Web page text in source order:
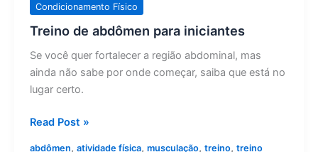
Condicionamento Físico
Treino de abdômen para iniciantes
Se você quer fortalecer a região abdominal, mas
ainda não sabe por onde começar, saiba que está no
lugar certo.
Read Post »
abdômen, atividade física, musculação, treino, treino